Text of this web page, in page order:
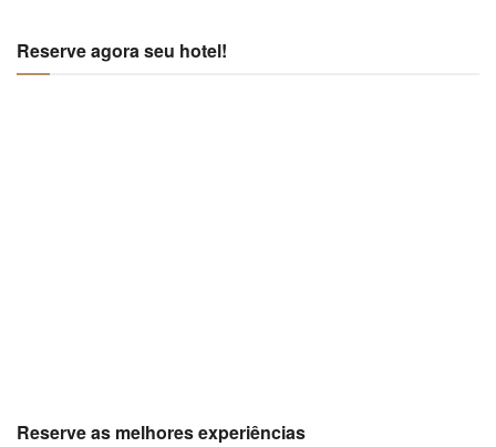
Reserve agora seu hotel!
Reserve as melhores experiências